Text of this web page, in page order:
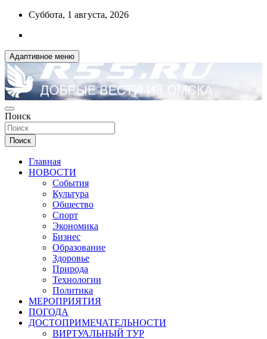
Перейти
содержимому
Суббота, 1 августа, 2026
Адаптивное меню
R55.RU
ДОБРЫЕ ВЕСТИ ИЗ ОМСКА
Поиск
Поиск
Главная
НОВОСТИ
События
Культура
Общество
Спорт
Экономика
Бизнес
Образование
Здоровье
Природа
Технологии
Политика
МЕРОПРИЯТИЯ
ПОГОДА
ДОСТОПРИМЕЧАТЕЛЬНОСТИ
ВИРТУАЛЬНЫЙ ТУР